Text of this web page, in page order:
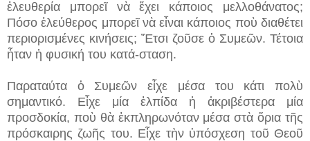
ἐλευθερία μπορεῖ νὰ ἔχει κάποιος μελλοθάνατος;
Πόσο ἐλεύθερος μπορεῖ νὰ εἶναι κάποιος ποὺ διαθέτει
περιορισμένες κινήσεις; Ἔτσι ζοῦσε ὁ Συμεῶν. Τέτοια
ἦταν ἡ φυσική του κατά-σταση.
Παραταύτα ὁ Συμεῶν εἶχε μέσα του κάτι πολὺ
σημαντικό. Εἶχε μία ἐλπίδα ἡ ἀκριβέστερα μία
προσδοκία, ποὺ θὰ ἐκπληρωνόταν μέσα στὰ ὅρια τῆς
πρόσκαιρης ζωῆς του. Εἶχε τὴν ὑπόσχεση τοῦ Θεοῦ